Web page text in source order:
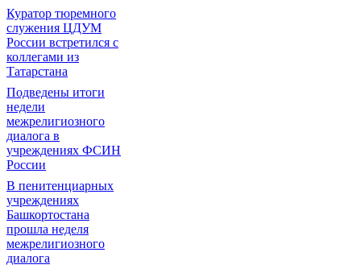
Куратор тюремного
служения ЦДУМ
России встретился с
коллегами из
Татарстана
Подведены итоги
недели
межрелигиозного
диалога в
учреждениях ФСИН
России
В пенитенциарных
учреждениях
Башкортостана
прошла неделя
межрелигиозного
диалога